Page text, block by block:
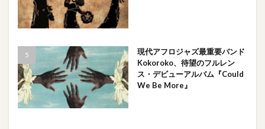
現代アフロジャズ最重要バンド
Kokoroko、待望のフルレン
ス・デビューアルバム『Could
We Be More』